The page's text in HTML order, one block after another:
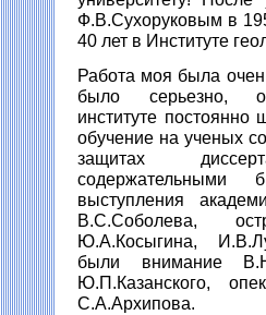
Ф.В.Сухоруковым в
40 лет в Институте
Работа моя была
было серьезно,
институте постоянно
обучение на ученых
защитах
содержательными
выступления
В.С.Соболева,
Ю.А.Косыгина,
были внимание
Ю.П.Казанского,
С.А.Архипова.